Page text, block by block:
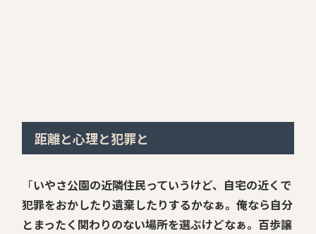
距離と心理と犯罪と
「いやさ公園の近隣住民っていうけど、自宅の近くで
犯罪をおかしたり遺棄したりするかなぁ。俺なら自分
とまったく関わりのない場所を選ぶけどなぁ。百歩譲